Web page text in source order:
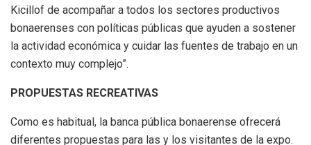
Kicillof de acompañar a todos los sectores productivos
bonaerenses con políticas públicas que ayuden a sostener
la actividad económica y cuidar las fuentes de trabajo en un
contexto muy complejo”.
PROPUESTAS RECREATIVAS
Como es habitual, la banca pública bonaerense ofrecerá
diferentes propuestas para las y los visitantes de la expo.